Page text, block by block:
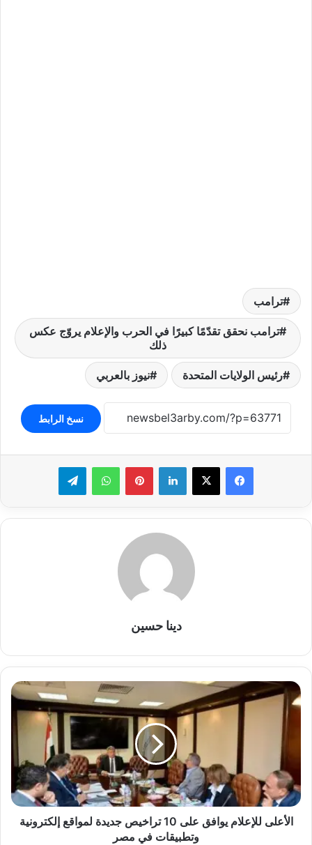
ترامب
ترامب نحقق تقدّمًا كبيرًا في الحرب والإعلام يروّج عكس
ذلك
رئيس الولايات المتحدة نيوز بالعربي
نسخ الرابط
لينكدإن بينتيريستواتساب تيلقرام
دينا حسين
الأعلى
للإعلام
يوافق
تراخيص
جديدة
لمواقع
إلكترونية
وتطبيقات
الأعلى للإعلام يوافق على 10 تراخيص جديدة لمواقع إلكترونية
وتطبيقات في مصر